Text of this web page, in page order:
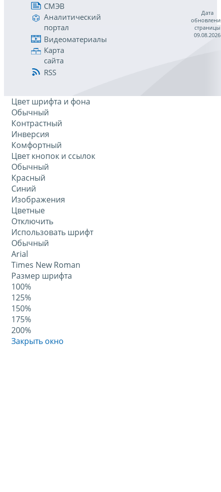
СМЭВ
Аналитический
портал
Видеоматериалы
Карта
сайта
RSS
Дата
страницы
09.08.2026
Цвет шрифта и фона
Обычный
Контрастный
Инверсия
Комфортный
Цвет кнопок и ссылок
Обычный
Красный
Синий
Изображения
Цветные
Отключить
Использовать шрифт
Обычный
Arial
Times New Roman
Размер шрифта
100%
125%
150%
175%
200%
Закрыть окно